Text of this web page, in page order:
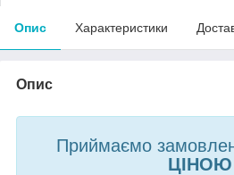
Опис Характеристики
Опис
Приймаємо
ЦІНОЮ